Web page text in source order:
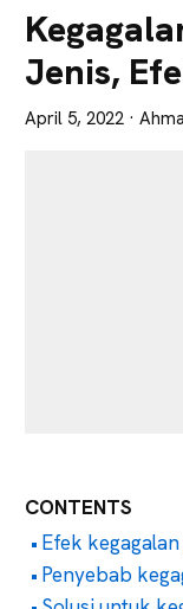
Tajam
Jenis,
April 5, 2022 ·
CONTENTS
Efek
Penyebab